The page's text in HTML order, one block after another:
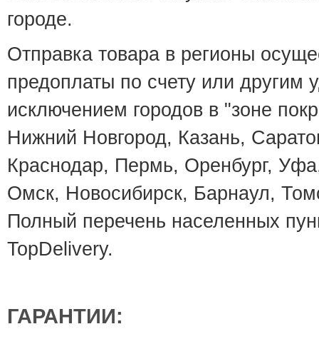
городе.
Отправка товара в регионы
предоплаты по счету или
исключением городов в "зоне
Нижний Новгород, Казань,
Краснодар, Пермь, Оренбург,
Омск, Новосибирск, Барнаул,
Полный перечень населенных
TopDelivery.
ГАРАНТИИ: